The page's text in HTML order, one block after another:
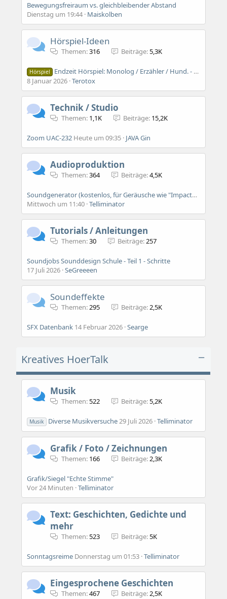
Bewegungsfreiraum vs. gleichbleibender Abstand
Dienstag um 19:44 Maiskolben
Hörspiel-Ideen
Themen 316 Beiträge 5,3K
Hörspiel
Endzeit Hörspiel: Monolog / Erzähler / Hund. - Wie vermittelt man die Welt ohne Dialog
8 Januar 2026 Terotox
Technik / Studio
Themen 1,1K Beiträge 15,2K
Zoom UAC-232 Heute um 09:35 JAVA Gin
Audioproduktion
Themen 364 Beiträge 4,5K
Soundgenerator (kostenlos, für Geräusche wie "Impacts" und Schüsse)
Mittwoch um 11:40 Telliminator
Tutorials / Anleitungen
Themen 30 Beiträge 257
Soundjobs Sounddesign Schule - Teil 1 - Schritte
17 Juli 2026 SeGreeeen
Soundeffekte
Themen 295 Beiträge 2,5K
SFX Datenbank 14 Februar 2026 Searge
Kreatives HoerTalk
Musik
Themen 522 Beiträge 5,2K
Musik Diverse Musikversuche29 Juli 2026 Telliminator
Grafik / Foto / Zeichnungen
Themen 166 Beiträge 2,3K
Grafik/Siegel "Echte Stimme"
Vor 24 Minuten Telliminator
Text: Geschichten, Gedichte und
mehr
Themen 523 Beiträge 5K
Sonntagsreime Donnerstag um 01:53 Telliminator
Eingesprochene Geschichten
Themen 467 Beiträge 2,5K